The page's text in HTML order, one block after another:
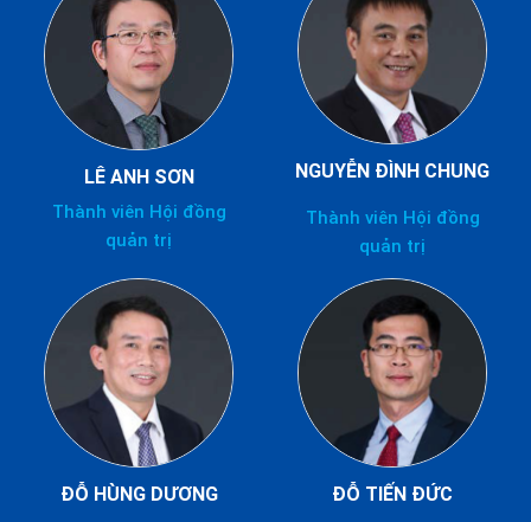
LÊ ANH SƠN
Thành viên Hội đồng
quản trị
NGUYỄN ĐÌNH CHUNG
Thành viên Hội đồng
quản trị
ĐỖ HÙNG DƯƠNG ĐỖ TIẾN ĐỨC